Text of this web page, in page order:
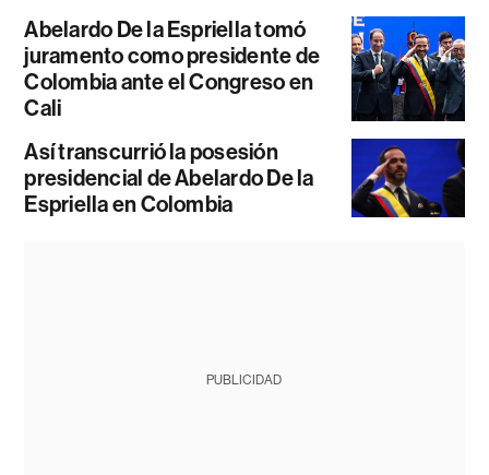
Abelardo De la Espriella tomó
juramento como presidente de
Colombia ante el Congreso en
Cali
Así transcurrió la posesión
presidencial de Abelardo De la
Espriella en Colombia
PUBLICIDAD